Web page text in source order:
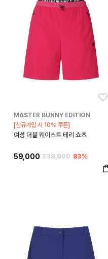
MASTER BUNNY EDITION
[신규가입 시 10% 쿠폰]
여성 더블 웨이스트 테리 쇼츠
59,000 338,000 83%